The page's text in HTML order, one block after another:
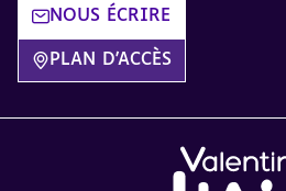
NOUS ÉCRIRE
PLAN D'ACCÈS